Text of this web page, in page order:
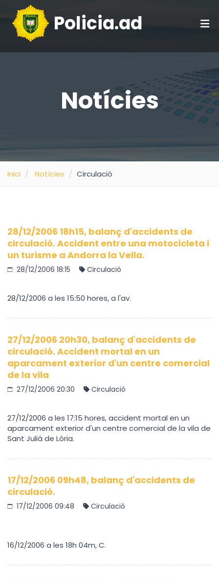
Policia.ad
Notícies
Inici Notícies Circulació
28/12/2006 18h15, balanç d'accidents de
circulació. Accident entre una motocicleta i
un turisme a Andorra la Vella.
28/12/2006 18:15 Circulació
28/12/2006 a les 15:50 hores, a l'av.
27/12/2006 20h30, balanç d'accidents de
circulació. Accident mortal en un
aparcament exterior d'un centre comercial
de la vila
27/12/2006 20:30 Circulació
27/12/2006 a les 17:15 hores, accident mortal en un
aparcament exterior d'un centre comercial de la vila de
Sant Julià de Lòria.
17/12/2006 09h48, balanç d'accidents de
circulació.
17/12/2006 09:48 Circulació
16/12/2006 a les 18h 04m, C.